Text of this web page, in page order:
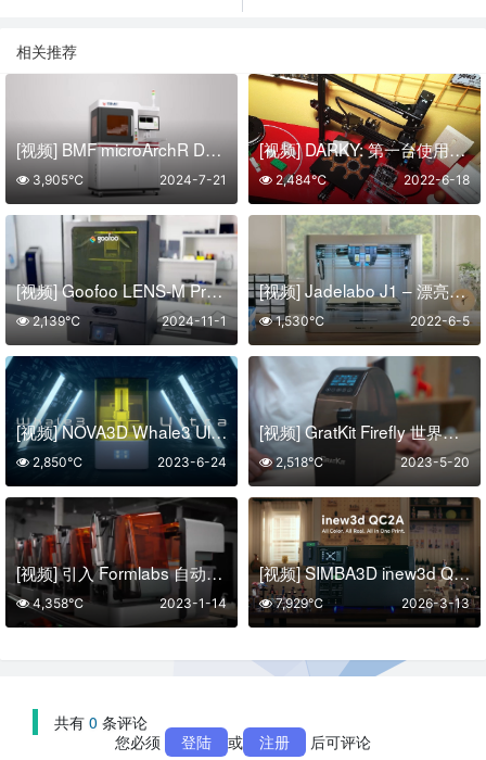
相关推荐
[视频] BMF microArchR D1025：微纳级超高精度与工业智能化全新力作
2024-7-21
3,905℃
[视频] DARKY: 第一台使用PolyShaper技术的3D打印机
2022-6-18
2,484℃
[视频] Goofoo LENS-M Pro光固化3D打印机开箱及调平视频
2024-11-1
2,139℃
[视频] Jadelabo J1 – 漂亮、强大、智能的IDEX 3D打印机
2022-6-5
1,530℃
[视频] NOVA3D Whale3 Ultra 8K LCD光固化3D打印机 – 带自动恒温系统
2023-6-24
2,850℃
[视频] GratKit Firefly 世界上第一台APP控制的3D打印长丝干燥机
2023-5-20
2,518℃
[视频] 引入 Formlabs 自动化生态系统：24*7 生产变得简单
2023-1-14
4,358℃
[视频] SIMBA3D inew3d QC2A：基于AI建模的桌面全彩色3D打印机
2026-3-13
7,929℃
共有 0 条评论
您必须 登陆 或 注册 后可评论